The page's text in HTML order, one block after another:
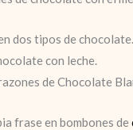
dos tipos de chocolate.
con leche.
de Chocolate
frase en bombones de